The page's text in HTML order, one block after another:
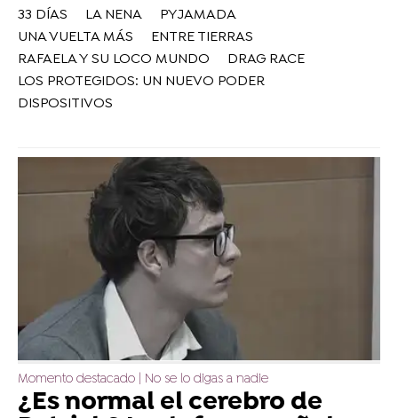
33 DÍAS LA NENA
PYJAMADA
UNA VUELTA MÁS
ENTRE TIERRAS
RAFAELA Y SU LOCO MUNDO
DRAG RACE
LOS PROTEGIDOS: UN NUEVO PODER
DISPOSITIVOS
Momento destacado | No se lo digas a nadie
¿Es normal el cerebro de